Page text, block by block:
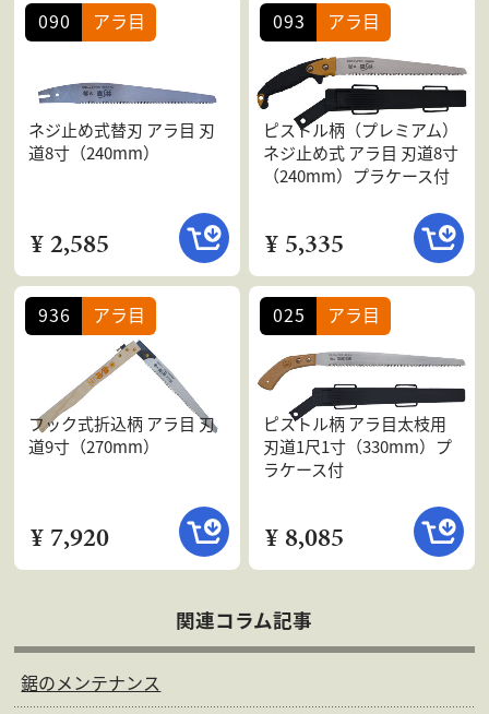
ネジ止め式替刃 アラ目 刃
道8寸（240mm）
¥ 2,585
090 アラ目
ピストル柄（プレミアム）
ネジ止め式 アラ目 刃道8寸
（240mm）プラケース付
¥ 5,335
093 アラ目
フック式折込柄 アラ目 刃
道9寸（270mm）
¥ 7,920
936 アラ目
ピストル柄 アラ目太枝用
刃道1尺1寸（330mm）プ
ラケース付
¥ 8,085
025 アラ目
関連コラム記事
鋸のメンテナンス